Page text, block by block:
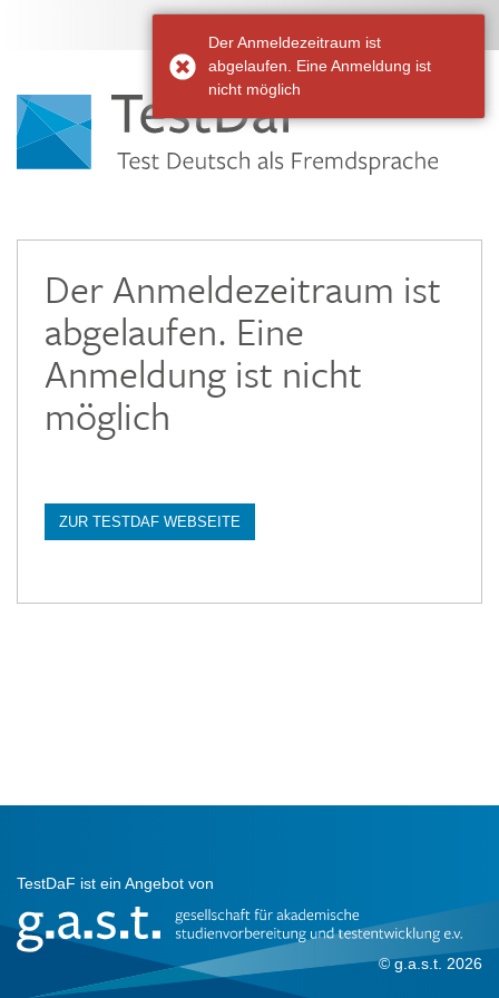
Der Anmeldezeitraum ist
abgelaufen. Eine
Anmeldung ist nicht
möglich
ZUR TESTDAF WEBSEITE
TestDaF ist ein Angebot von
© g.a.s.t. 2026
Der Anmeldezeitraum ist
abgelaufen. Eine Anmeldung ist
nicht möglich